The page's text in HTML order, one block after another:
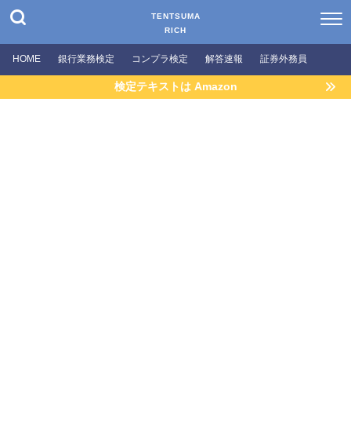
TENTSUMA
RICH
HOME 銀行業務検定 コンプラ検定 解答速報 証券外務員
検定テキストは Amazon